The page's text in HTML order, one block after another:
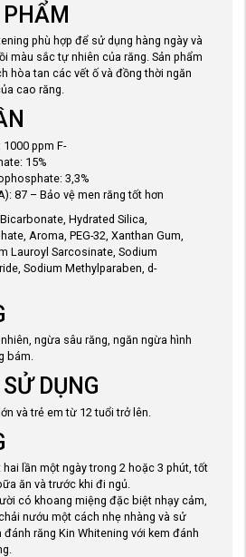
phù hợp để sử dụng hàng ngày và
màu sắc tự nhiên của răng. Sản phẩm
hòa tan các vết ố và đồng thời ngăn
cao răng.
ppm F-
15%
3,3%
87 – Bảo vệ men răng tốt hơn
Hydrated Silica,
Aroma, PEG-32, Xanthan Gum,
Lauroyl Sarcosinate, Sodium
Sodium Methylparaben, d-
ngừa sâu răng, ngăn ngừa hình
bám.
DỤNG
và trẻ em từ 12 tuổi trở lên.
lần một ngày trong 2 hoặc 3 phút, tốt
ăn và trước khi đi ngủ.
có khoang miệng đặc biệt nhạy cảm,
nướu một cách nhẹ nhàng và sử
đánh răng Kin Whitening với kem đánh